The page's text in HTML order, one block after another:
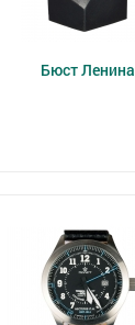
Бюст Ленина